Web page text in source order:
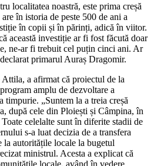
localitatea noastră, este prima creșă
în istoria de peste 500 de ani a
în copii și în părinți, adică în viitor.
această investiție ar fi fost făcută doar
ne-ar fi trebuit cel puțin cinci ani. Ar
primarul Auraș Dragomir.
a afirmat că proiectul de la
amplu de dezvoltare a
„Suntem la a treia creșă
după cele din Ploiești și Câmpina, în
celelalte sunt în diferite stadii de
s-a luat decizia de a transfera
autoritățile locale la bugetul
ministrul. Acesta a explicat că
locale, având în vedere